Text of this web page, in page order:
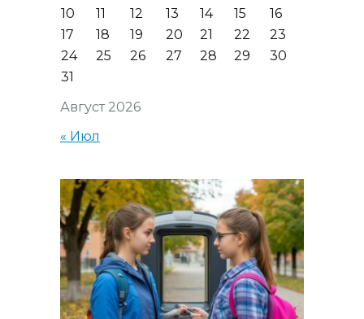
Август 2026
10
11 12 13 14 15
16
17
18 19 20 21 22
23
24
25 26 27 28 29
30
31
« Июл